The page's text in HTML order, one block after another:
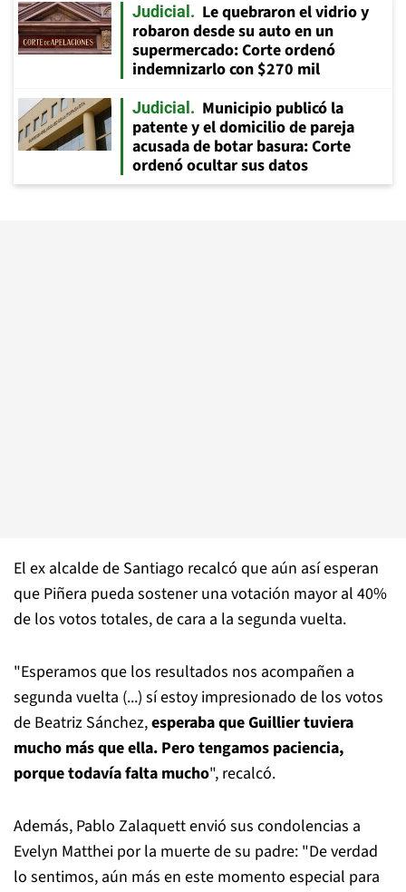
Judicial
Le quebraron el vidrio y
robaron desde su auto en un
supermercado: Corte ordenó
indemnizarlo con $270 mil
Judicial
Municipio publicó la
patente y el domicilio de pareja
acusada de botar basura: Corte
ordenó ocultar sus datos
El ex alcalde de Santiago recalcó que aún así esperan
que Piñera pueda sostener una votación mayor al 40%
de los votos totales, de cara a la segunda vuelta.
"Esperamos que los resultados nos acompañen a
segunda vuelta (...) sí estoy impresionado de los votos
de Beatriz Sánchez,esperaba que Guillier tuviera
mucho más que ella. Pero tengamos paciencia,
porque todavía falta mucho", recalcó.
Además, Pablo Zalaquett envió sus condolencias a
Evelyn Matthei por la muerte de su padre: "De verdad
lo sentimos, aún más en este momento especial para